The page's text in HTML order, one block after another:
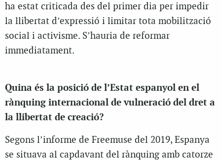
ha estat criticada des del primer dia per impedir
la llibertat d’expressió i limitar tota mobilització
social i activisme. S’hauria de reformar
immediatament.
Quina és la posició de l’Estat espanyol en el
rànquing internacional de vulneració del dret a
la llibertat de creació?
Segons l’informe de Freemuse del 2019, Espanya
se situava al capdavant del rànquing amb catorze